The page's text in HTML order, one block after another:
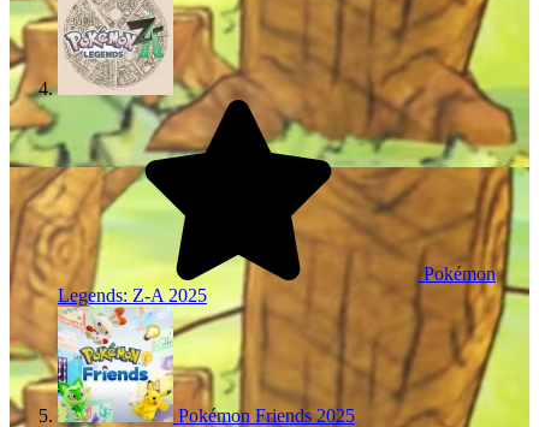
Pokémon
Legends: Z-A2025
Pokémon Friends 2025